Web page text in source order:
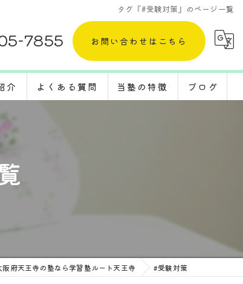
タグ『#受験対策』のページ一覧
7855 お問い合わせはこちら
介 よくある質問 当塾の特徴 ブログ
阪府天王寺の塾なら学習塾ルート天王寺 #受験対策